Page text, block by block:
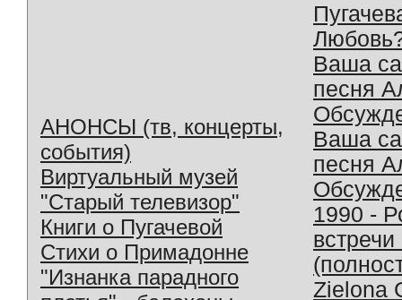
АНОНСЫ (тв, концерты,
события)
Виртуальный музей
"Старый телевизор"
Книги о Пугачевой
Стихи о Примадонне
"Изнанка парадного
Ваша
песня
Ваша
песня
1990 -
Zielona